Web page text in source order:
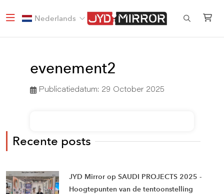
Nederlands
evenement2
Publicatiedatum: 29 October 2025
Recente posts
JYD Mirror op SAUDI PROJECTS 2025 -
Hoogtepunten van de tentoonstelling